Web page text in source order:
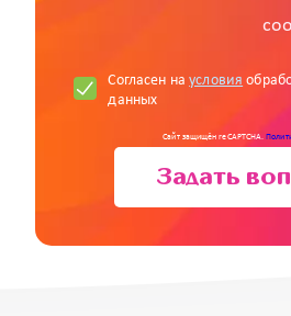
Согласен наусловия
данных
Сайт защищён reCAPTCHA.
Задать